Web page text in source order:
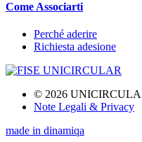
Come Associarti
Perché aderire
Richiesta adesione
© 2026
Note Legali & Privacy
made in dinamiqa